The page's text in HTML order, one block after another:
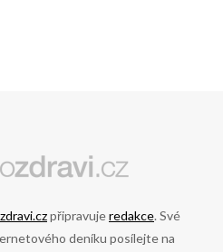
připravujeredakce. Své
deníku posílejte na